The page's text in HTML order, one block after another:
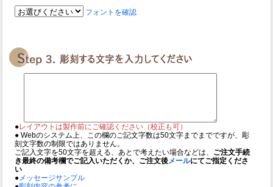
フォントを確認
●レイアウトは製作前にご確認ください（校正も可）
● Webのシステム上、この欄のご記文字数は50文字までまでですが、彫
刻文字数の制限ではありません。
ご記入文字を50文字を超える、あとで考えたい場合などは、 ご注文手続
き最終の備考欄でご記入いただくか、ご注文後メールにてご指定くださ
い
●メッセージサンプル